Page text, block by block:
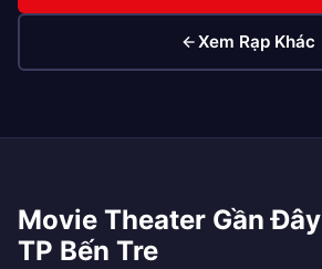
Xem Rạp Khác
Movie Theater Gần
TP Bến Tre